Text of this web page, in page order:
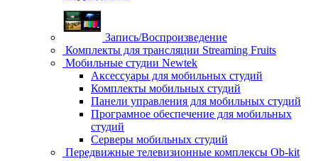
Запись/Воспроизведение
Комплекты для трансляции Streaming Fruits
Мобильные студии Newtek
Аксессуары для мобильных студий
Комплекты мобильных студий
Панели управления для мобильных студий
Програмное обеспечение для мобильных
студий
Серверы мобильных студий
Передвижные телевизионные комплексы Ob-kit